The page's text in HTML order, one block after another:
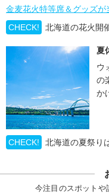
金麦花火特等席＆グッズが
CHECK!
北海道の花火開
夏
ウ
の
か
CHECK! 北海道の夏祭り
今注目のスポットや